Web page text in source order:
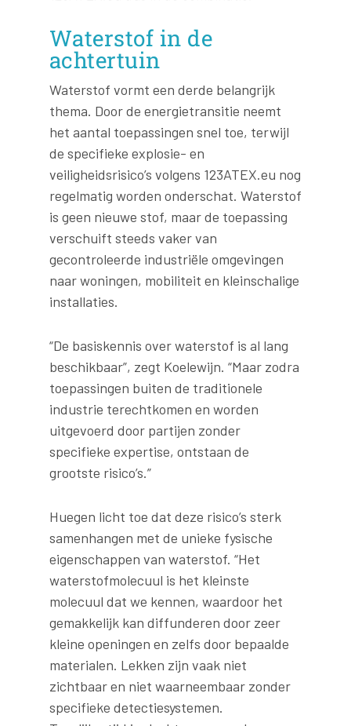
Waterstof in de
achtertuin
Waterstof vormt een derde belangrijk
thema. Door de energietransitie neemt
het aantal toepassingen snel toe, terwijl
de specifieke explosie- en
veiligheidsrisico’s volgens 123ATEX.eu nog
regelmatig worden onderschat. Waterstof
is geen nieuwe stof, maar de toepassing
verschuift steeds vaker van
gecontroleerde industriële omgevingen
naar woningen, mobiliteit en kleinschalige
installaties.
“De basiskennis over waterstof is al lang
beschikbaar”, zegt Koelewijn. “Maar zodra
toepassingen buiten de traditionele
industrie terechtkomen en worden
uitgevoerd door partijen zonder
specifieke expertise, ontstaan de
grootste risico’s.”
Huegen licht toe dat deze risico’s sterk
samenhangen met de unieke fysische
eigenschappen van waterstof. “Het
waterstofmolecuul is het kleinste
molecuul dat we kennen, waardoor het
gemakkelijk kan diffunderen door zeer
kleine openingen en zelfs door bepaalde
materialen. Lekken zijn vaak niet
zichtbaar en niet waarneembaar zonder
specifieke detectiesystemen.